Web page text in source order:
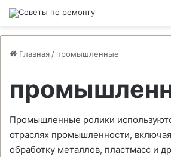
Главная / промышленные
Промышленные ролики
отраслях промышленности,
обработку металлов, пластмасс и